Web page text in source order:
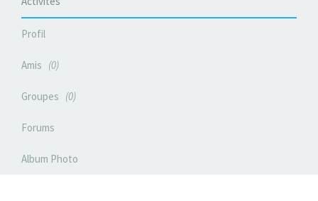
Profil
Amis 0
Groupes 0
Forums
Album Photo